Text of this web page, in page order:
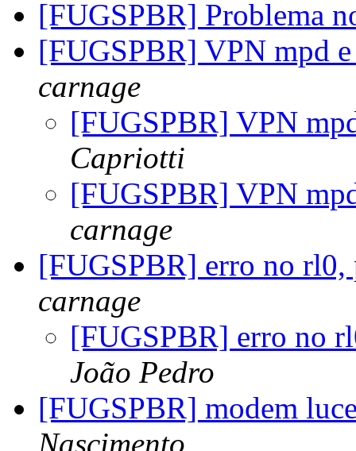
[FUGSPBR] Problema
[FUGSPBR] VPN mpd
carnage
[FUGSPBR] VPN
Capriotti
[FUGSPBR] VPN
carnage
[FUGSPBR] erro no
carnage
[FUGSPBR] erro no
João Pedro
[FUGSPBR] modem
Nascimento